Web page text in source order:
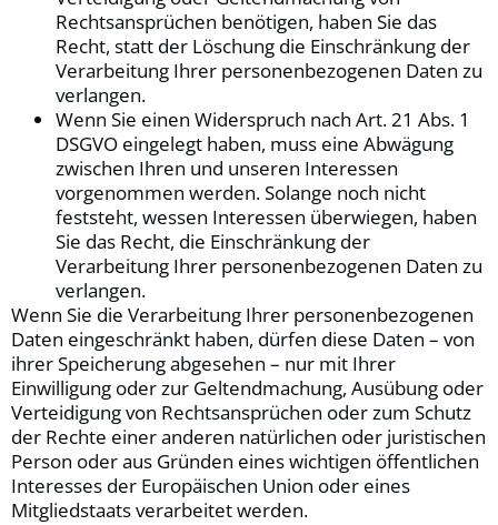
Rechtsansprüchen benötigen, haben Sie das
Recht, statt der Löschung die Einschränkung der
Verarbeitung Ihrer personenbezogenen Daten zu
verlangen.
Wenn Sie einen Widerspruch nach Art. 21 Abs. 1
DSGVO eingelegt haben, muss eine Abwägung
zwischen Ihren und unseren Interessen
vorgenommen werden. Solange noch nicht
feststeht, wessen Interessen überwiegen, haben
Sie das Recht, die Einschränkung der
Verarbeitung Ihrer personenbezogenen Daten zu
verlangen.
Wenn Sie die Verarbeitung Ihrer personenbezogenen
Daten eingeschränkt haben, dürfen diese Daten – von
ihrer Speicherung abgesehen – nur mit Ihrer
Einwilligung oder zur Geltendmachung, Ausübung oder
Verteidigung von Rechtsansprüchen oder zum Schutz
der Rechte einer anderen natürlichen oder juristischen
Person oder aus Gründen eines wichtigen öffentlichen
Interesses der Europäischen Union oder eines
Mitgliedstaats verarbeitet werden.